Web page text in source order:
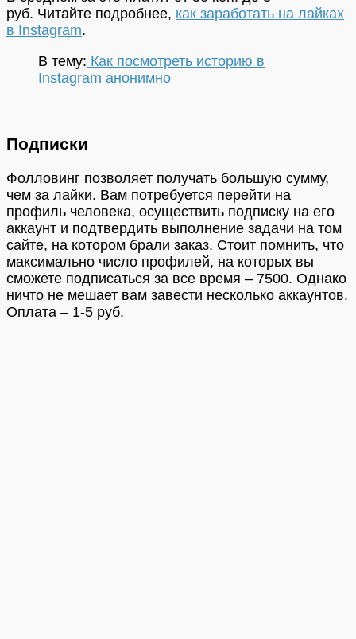
руб. Читайте подробнее, как заработать на лайках
в Instagram.
В тему: Как посмотреть историю в
Instagram анонимно
Подписки
Фолловинг позволяет получать большую сумму,
чем за лайки. Вам потребуется перейти на
профиль человека, осуществить подписку на его
аккаунт и подтвердить выполнение задачи на том
сайте, на котором брали заказ. Стоит помнить, что
максимально число профилей, на которых вы
сможете подписаться за все время – 7500. Однако
ничто не мешает вам завести несколько аккаунтов.
Оплата – 1-5 руб.